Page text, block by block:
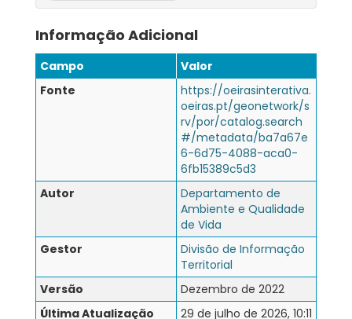
Informação Adicional
Campo
Valor
Fonte
https://oeirasinterativa.
oeiras.pt/geonetwork/s
rv/por/catalog.search
#/metadata/ba7a67e
6-6d75-4088-aca0-
6fb15389c5d3
Autor
Departamento de
Ambiente e Qualidade
de Vida
Gestor
Divisão de Informação
Territorial
Versão
Dezembro de 2022
Última Atualização
29 de julho de 2026, 10:11